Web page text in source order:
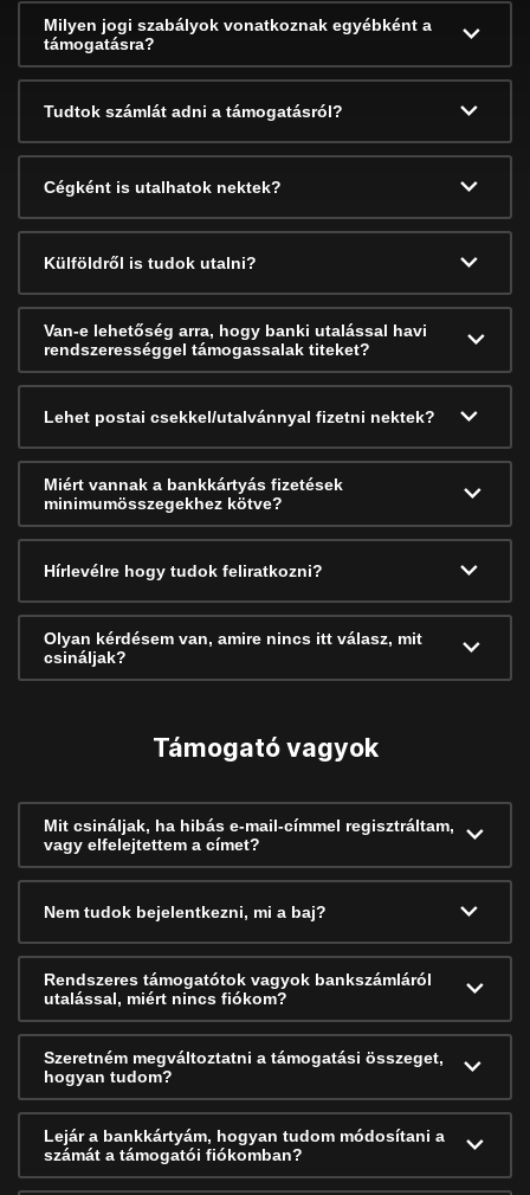
Milyen jogi szabályok vonatkoznak egyébként a
támogatásra?
Tudtok számlát adni a támogatásról?
Cégként is utalhatok nektek?
Külföldről is tudok utalni?
Van-e lehetőség arra, hogy banki utalással havi
rendszerességgel támogassalak titeket?
Lehet postai csekkel/utalvánnyal fizetni nektek?
Miért vannak a bankkártyás fizetések
minimumösszegekhez kötve?
Hírlevélre hogy tudok feliratkozni?
Olyan kérdésem van, amire nincs itt válasz, mit
csináljak?
Támogató vagyok
Mit csináljak, ha hibás e-mail-címmel regisztráltam,
vagy elfelejtettem a címet?
Nem tudok bejelentkezni, mi a baj?
Rendszeres támogatótok vagyok bankszámláról
utalással, miért nincs fiókom?
Szeretném megváltoztatni a támogatási összeget,
hogyan tudom?
Lejár a bankkártyám, hogyan tudom módosítani a
számát a támogatói fiókomban?